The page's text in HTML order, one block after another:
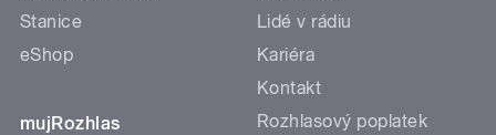
Stanice
eShop
mujRozhlas
Lidé v rádiu
Kariéra
Kontakt
Rozhlasový poplatek